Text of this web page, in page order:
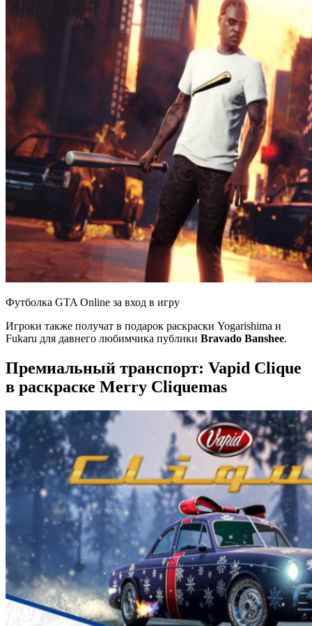
Футболка GTA Online за вход в игру
Игроки также получат в подарок раскраски Yogarishima и
Fukaru для давнего любимчика публики Bravado Banshee.
Премиальный транспорт: Vapid Clique
в раскраске Merry Cliquemas